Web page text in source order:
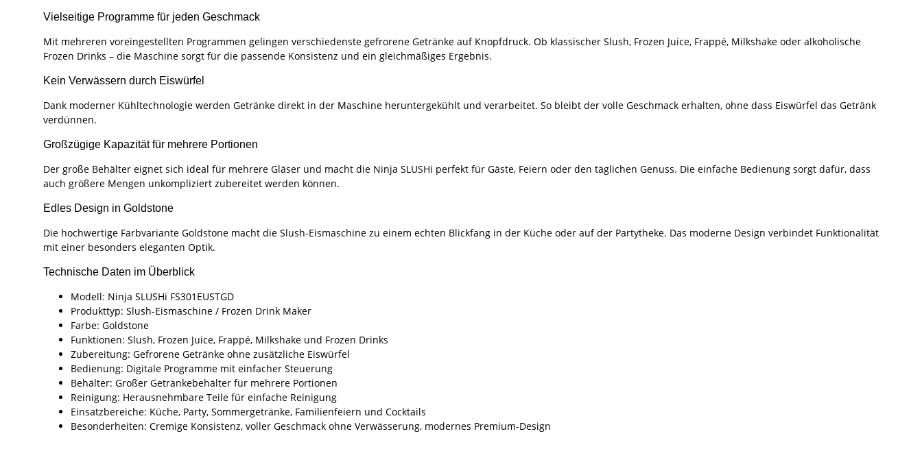
Vielseitige Programme für jeden Geschmack
Mit mehreren voreingestellten Programmen gelingen verschiedenste gefrorene Getränke auf Knopfdruck. Ob klassischer Slush, Frozen Juice, Frappé, Milkshake oder alkoholische
Frozen Drinks – die Maschine sorgt für die passende Konsistenz und ein gleichmäßiges Ergebnis.
Kein Verwässern durch Eiswürfel
Dank moderner Kühltechnologie werden Getränke direkt in der Maschine heruntergekühlt und verarbeitet. So bleibt der volle Geschmack erhalten, ohne dass Eiswürfel das Getränk
verdünnen.
Großzügige Kapazität für mehrere Portionen
Der große Behälter eignet sich ideal für mehrere Gläser und macht die Ninja SLUSHi perfekt für Gäste, Feiern oder den täglichen Genuss. Die einfache Bedienung sorgt dafür, dass
auch größere Mengen unkompliziert zubereitet werden können.
Edles Design in Goldstone
Die hochwertige Farbvariante Goldstone macht die Slush-Eismaschine zu einem echten Blickfang in der Küche oder auf der Partytheke. Das moderne Design verbindet Funktionalität
mit einer besonders eleganten Optik.
Technische Daten im Überblick
Modell: Ninja SLUSHi FS301EUSTGD
Produkttyp: Slush-Eismaschine / Frozen Drink Maker
Farbe: Goldstone
Funktionen: Slush, Frozen Juice, Frappé, Milkshake und Frozen Drinks
Zubereitung: Gefrorene Getränke ohne zusätzliche Eiswürfel
Bedienung: Digitale Programme mit einfacher Steuerung
Behälter: Großer Getränkebehälter für mehrere Portionen
Reinigung: Herausnehmbare Teile für einfache Reinigung
Einsatzbereiche: Küche, Party, Sommergetränke, Familienfeiern und Cocktails
Besonderheiten: Cremige Konsistenz, voller Geschmack ohne Verwässerung, modernes Premium-Design